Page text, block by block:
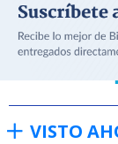
VISTO